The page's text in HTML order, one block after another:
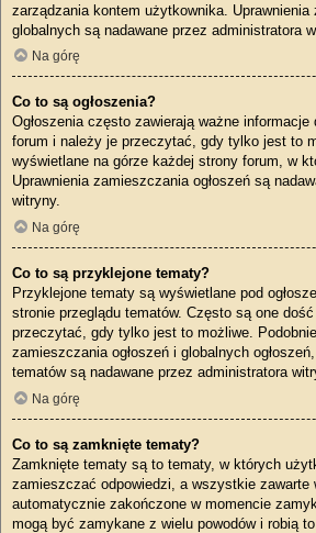
zarządzania kontem użytkownika. Uprawnienia
globalnych są nadawane przez administratora
Na górę
Co to są ogłoszenia?
Ogłoszenia często zawierają ważne
forum i należy je przeczytać, gdy tylko jest to
wyświetlane na górze każdej strony forum, w
Uprawnienia zamieszczania ogłoszeń są
witryny.
Na górę
Co to są przyklejone tematy?
Przyklejone tematy są wyświetlane pod
stronie przeglądu tematów. Często są one
przeczytać, gdy tylko jest to możliwe.
zamieszczania ogłoszeń i globalnych
tematów są nadawane przez administratora
Na górę
Co to są zamknięte tematy?
Zamknięte tematy są to tematy, w których
zamieszczać odpowiedzi, a wszystkie zawarte
automatycznie zakończone w momencie
mogą być zamykane z wielu powodów i robią